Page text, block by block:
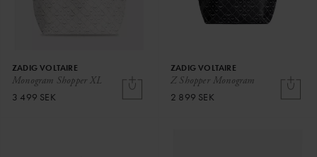
Monogram Shopper XL
ZADIG VOLTAIRE
3 499 SEK
Z Shopper Monogram
ZADIG VOLTAIRE
2 899 SEK